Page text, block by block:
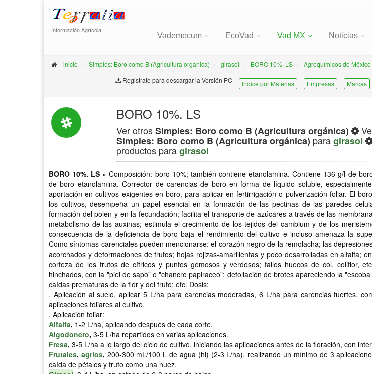
Información Agrícola
Vademecum EcoVad Vad MX Noticias
inicio Simples: Boro como B (Agricultura orgánica) girasol BORO 10%. LS
Agroquímicos de México
Registrate para descargar la Versión PC
Indice por Materias Empresas Marcas
BORO 10%. LS
Ver otrosSimples: Boro como B (Agricultura orgánica)
Simples: Boro como B (Agricultura orgánica) paragirasol
productos paragirasol
BORO 10%. LS » Composición: boro 10%; también contiene etanolamina. Contiene 136 g/l de
de boro etanolamina. Corrector de carencias de boro en forma de líquido soluble,
aportación en cultivos exigentes en boro, para aplicar en fertirrigación o pulverización foliar. El
los cultivos, desempeña un papel esencial en la formación de las pectinas de las paredes
formación del polen y en la fecundación; facilita el transporte de azúcares a través de las
metabolismo de las auxinas; estimula el crecimiento de los tejidos del cambium y de los
consecuencia de la deficiencia de boro baja el rendimiento del cultivo e incluso amenaza la
Como síntomas carenciales pueden mencionarse: el corazón negro de la remolacha; las
acorchados y deformaciones de frutos; hojas rojizas-amarillentas y poco desarrolladas en alfalfa;
corteza de los frutos de cítricos y puntos gomosos y verdosos; tallos huecos de col, coliflor,
hinchados, con la "piel de sapo" o "chancro papiraceo"; defoliación de brotes apareciendo la
caídas prematuras de la flor y del fruto; etc. Dosis:
. Aplicación al suelo, aplicar 5 L/ha para carencias moderadas, 6 L/ha para carencias fuertes,
aplicaciones foliares al cultivo.
. Aplicación foliar:
Alfalfa, 1-2 L/ha, aplicando después de cada corte.
Algodonero, 3-5 L/ha repartidos en varias aplicaciones.
Fresa, 3-5 L/ha a lo largo del ciclo de cultivo, iniciando las aplicaciones antes de la floración, con
Frutales, agrios, 200-300 mL/100 L de agua (hl) (2-3 L/ha), realizando un mínimo de 3
caída de pétalos y fruto como una nuez.